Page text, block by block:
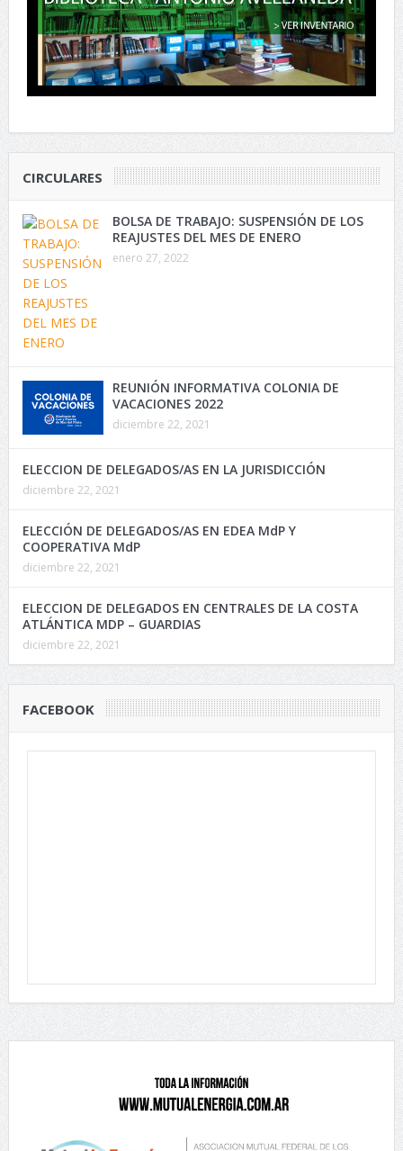
CIRCULARES
BOLSA DE TRABAJO: SUSPENSIÓN DE LOS
REAJUSTES DEL MES DE ENERO
enero 27, 2022
REUNIÓN INFORMATIVA COLONIA DE
VACACIONES 2022
diciembre 22, 2021
ELECCION DE DELEGADOS/AS EN LA JURISDICCIÓN
diciembre 22, 2021
ELECCIÓN DE DELEGADOS/AS EN EDEA MdP Y
COOPERATIVA MdP
diciembre 22, 2021
ELECCION DE DELEGADOS EN CENTRALES DE LA COSTA
ATLÁNTICA MDP – GUARDIAS
diciembre 22, 2021
FACEBOOK